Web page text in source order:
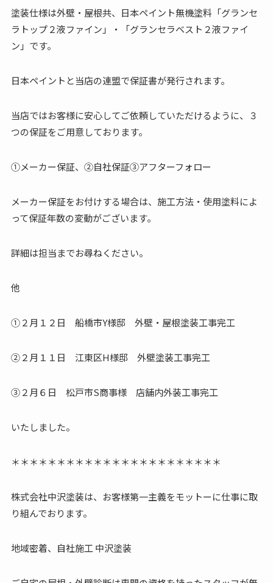
塗装仕様は外壁・屋根共、日本ペイント無機塗料「グランセ
ラトップ２液ファイン」・「グランセラベスト２液ファイ
ン」です。
日本ペイントと当店の連盟で保証書が発行されます。
当店ではお客様に安心してご依頼していただけるように、３
つの保証をご用意しております。
①メーカー保証、②自社保証③アフターフォロー
メーカー保証をお付けする場合は、施工方法・使用塗料によ
って保証年数の変動がございます。
詳細は担当までお尋ねください。
他
①２月１２日 船橋市Y様邸 外壁・屋根塗装工事完工
②２月１１日 江東区H様邸 外壁塗装工事完工
③２月６日 松戸市S商事様 店舗内外装工事完工
いたしました。
＊＊＊＊＊＊＊＊＊＊＊＊＊＊＊＊＊＊＊＊＊＊＊
株式会社中沢塗装は、お客様第一主義をモットーに仕事に取
り組んでおります。
地域密着、自社施工 中沢塗装